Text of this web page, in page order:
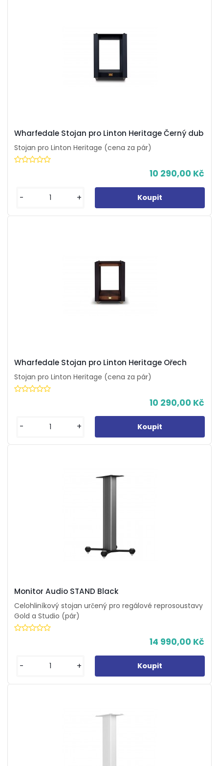
Wharfedale Stojan pro Linton Heritage Černý dub
Stojan pro Linton Heritage (cena za pár)
10 290,00 Kč
- +
Wharfedale Stojan pro Linton Heritage Ořech
Stojan pro Linton Heritage (cena za pár)
10 290,00 Kč
- +
Monitor Audio STAND Black
Celohliníkový stojan určený pro regálové reprosoustavy
Gold a Studio (pár)
14 990,00 Kč
- +